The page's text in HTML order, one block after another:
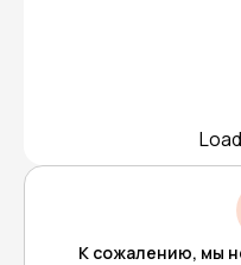
К сожалению, мы